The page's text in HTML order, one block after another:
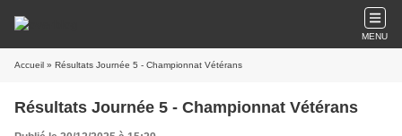
MENU
Accueil » Résultats Journée 5 - Championnat Vétérans
Résultats Journée 5 - Championnat Vétérans